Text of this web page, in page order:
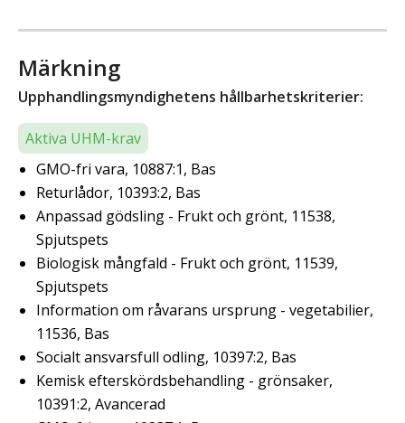
Märkning
Upphandlingsmyndighetens hållbarhetskriterier:
Aktiva UHM-krav
GMO-fri vara, 10887:1, Bas
Returlådor, 10393:2, Bas
Anpassad gödsling - Frukt och grönt, 11538,
Spjutspets
Biologisk mångfald - Frukt och grönt, 11539,
Spjutspets
Information om råvarans ursprung - vegetabilier,
11536, Bas
Socialt ansvarsfull odling, 10397:2, Bas
Kemisk efterskördsbehandling - grönsaker,
10391:2, Avancerad